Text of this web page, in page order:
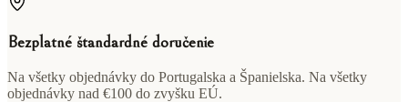
Bezplatné štandardné doručenie
Na všetky objednávky do Portugalska a Španielska. Na všetky
objednávky nad €100 do zvyšku EÚ.